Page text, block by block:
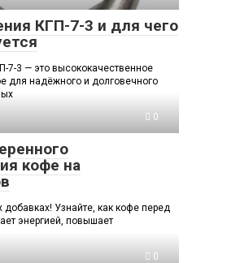
КГП-7-3 и для чего
7-3 — это высококачественное
для надёжного и долговечного
0
кофе на
добавках! Узнайте, как кофе перед
энергией, повышает
0